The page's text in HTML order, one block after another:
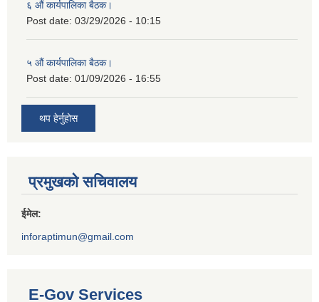
६ औं कार्यपालिका बैठक।
Post date: 03/29/2026 - 10:15
५ औं कार्यपालिका बैठक।
Post date: 01/09/2026 - 16:55
थप हेर्नुहोस
प्रमुखको सचिवालय
ईमेल:
inforaptimun@gmail.com
E-Gov Services